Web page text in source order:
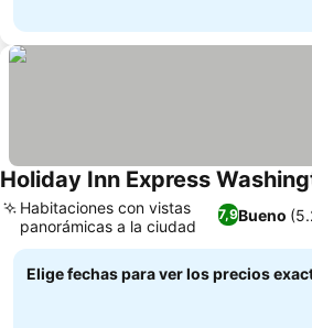
Holiday Inn Express
7,9Bueno
Habitaciones con vistas
panorámicas a la ciudad
Elige fechas para ver los precios